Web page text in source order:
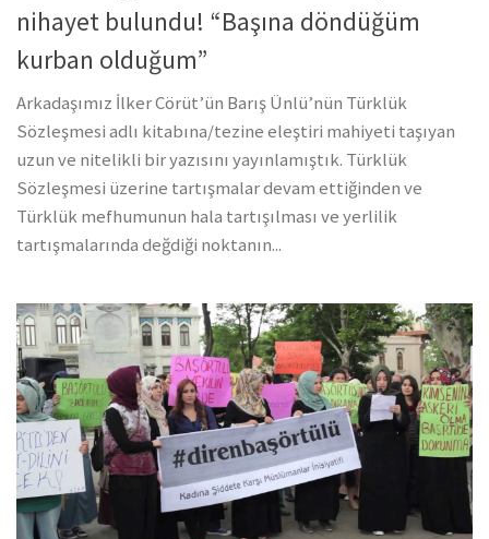
nihayet bulundu! “Başına döndüğüm
kurban olduğum”
Arkadaşımız İlker Cörüt’ün Barış Ünlü’nün Türklük
Sözleşmesi adlı kitabına/tezine eleştiri mahiyeti taşıyan
uzun ve nitelikli bir yazısını yayınlamıştık. Türklük
Sözleşmesi üzerine tartışmalar devam ettiğinden ve
Türklük mefhumunun hala tartışılması ve yerlilik
tartışmalarında değdiği noktanın...